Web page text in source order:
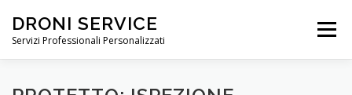
DRONI SERVICE
Servizi Professionali Personalizzati
Menu
ABOUT SERVIZI RIPRESE PROFESSIONALI